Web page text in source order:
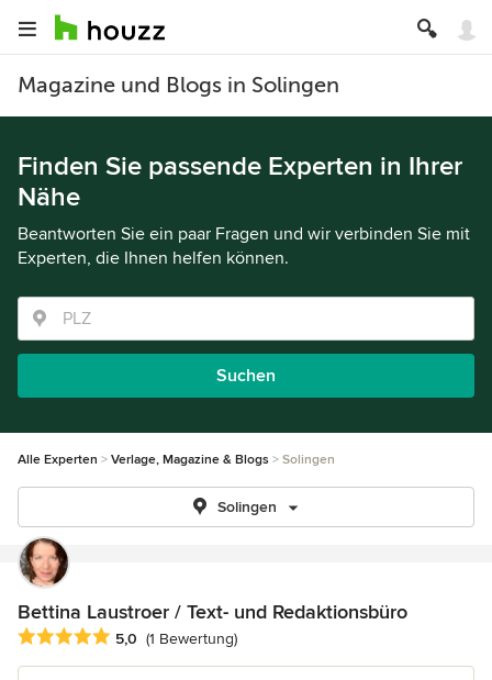
Magazine und Blogs in Solingen
Finden Sie passende Experten in Ihrer
Nähe
Beantworten Sie ein paar Fragen und wir verbinden Sie mit
Experten, die Ihnen helfen können.
Suchen
Alle Experten Verlage, Magazine & Blogs Solingen
Solingen
Bettina Laustroer / Text- und Redaktionsbüro
Durchschnittliche Bewertung: 5 von 5 Sternen
5,0 (1 Bewertung)